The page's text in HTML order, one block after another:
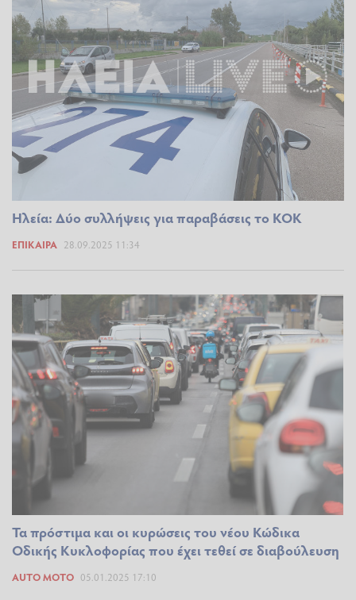
Ηλεία: Δύο συλλήψεις για παραβάσεις το ΚΟΚ
ΕΠΊΚΑΙΡΑ 28.09.2025 11:34
Τα πρόστιμα και οι κυρώσεις του νέου Κώδικα
Οδικής Κυκλοφορίας που έχει τεθεί σε διαβούλευση
AUTO MOTO 05.01.2025 17:10